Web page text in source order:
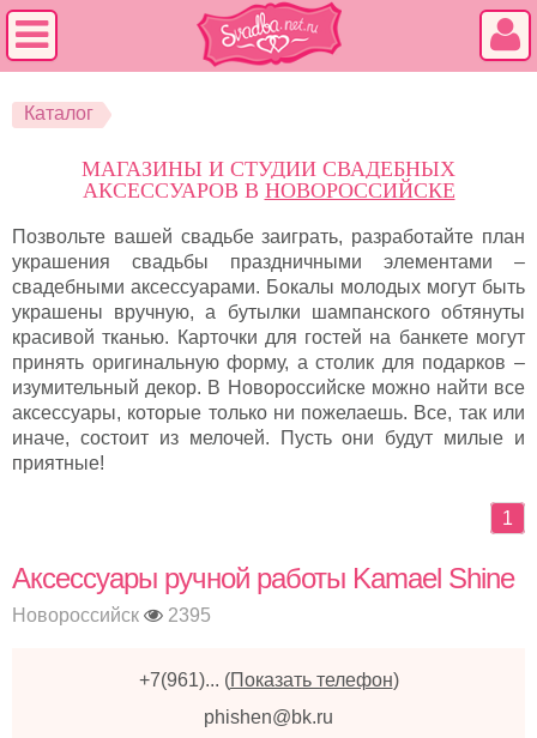
Каталог
МАГАЗИНЫ И СТУДИИ СВАДЕБНЫХ
АКСЕССУАРОВ В НОВОРОССИЙСКЕ
Позвольте вашей свадьбе заиграть, разработайте план
украшения свадьбы праздничными элементами –
свадебными аксессуарами. Бокалы молодых могут быть
украшены вручную, а бутылки шампанского обтянуты
красивой тканью. Карточки для гостей на банкете могут
принять оригинальную форму, а столик для подарков –
изумительный декор. В Новороссийске можно найти все
аксессуары, которые только ни пожелаешь. Все, так или
иначе, состоит из мелочей. Пусть они будут милые и
приятные!
1
Аксессуары ручной работы Kamael Shine
Новороссийск 2395
+7(961)... (Показать телефон)
phishen@bk.ru